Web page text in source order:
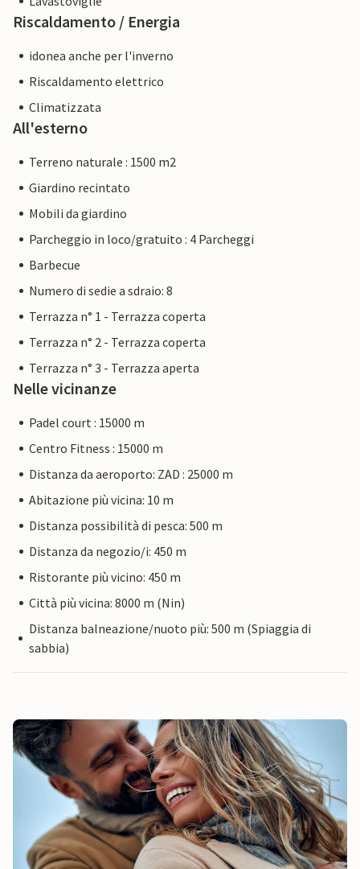
Riscaldamento / Energia
idonea anche per l'inverno
Riscaldamento elettrico
Climatizzata
All'esterno
Terreno naturale : 1500 m2
Giardino recintato
Mobili da giardino
Parcheggio in loco/gratuito : 4 Parcheggi
Barbecue
Numero di sedie a sdraio: 8
Terrazza n° 1 - Terrazza coperta
Terrazza n° 2 - Terrazza coperta
Terrazza n° 3 - Terrazza aperta
Nelle vicinanze
Padel court : 15000 m
Centro Fitness : 15000 m
Distanza da aeroporto: ZAD : 25000 m
Abitazione più vicina: 10 m
Distanza possibilità di pesca: 500 m
Distanza da negozio/i: 450 m
Ristorante più vicino: 450 m
Città più vicina: 8000 m (Nin)
Distanza balneazione/nuoto più: 500 m (Spiaggia di
sabbia)